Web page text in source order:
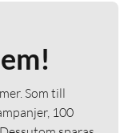
Som till
100